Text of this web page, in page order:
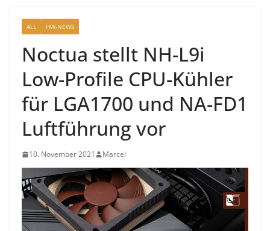
ALL HW-NEWS
Noctua stellt NH-L9i
Low-Profile CPU-Kühler
für LGA1700 und NA-FD1
Luftführung vor
10. November 2021 Marcel